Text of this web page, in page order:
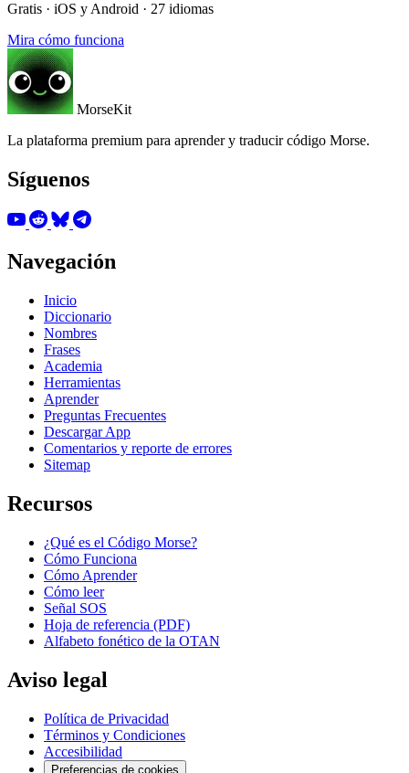
Gratis · iOS y Android · 27 idiomas
Mira cómo funciona
MorseKit
La plataforma premium para aprender y traducir código Morse.
Síguenos
Navegación
Inicio
Diccionario
Nombres
Frases
Academia
Herramientas
Aprender
Preguntas Frecuentes
Descargar App
Comentarios y reporte de errores
Sitemap
Recursos
¿Qué es el Código Morse?
Cómo Funciona
Cómo Aprender
Cómo leer
Señal SOS
Hoja de referencia (PDF)
Alfabeto fonético de la OTAN
Aviso legal
Política de Privacidad
Términos y Condiciones
Accesibilidad
Preferencias de cookies